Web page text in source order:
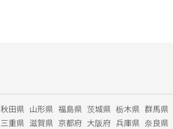
秋田県 山形県 福島県 茨城県 栃木県 群馬県
三重県 滋賀県 京都府 大阪府 兵庫県 奈良県